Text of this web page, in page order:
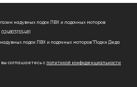
надувных лодок ПВХ и лодочных моторов
лодок ПВХ и лодочных моторов "Лодки Деда
соглашаетесь с политикой конфиденциальности